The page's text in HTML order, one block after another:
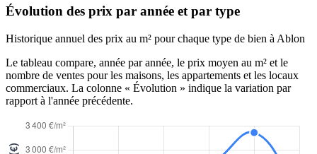
Évolution des prix par année et par type
Historique annuel des prix au m² pour chaque type de bien à Ablon
Le tableau compare, année par année, le prix moyen au m² et le
nombre de ventes pour les maisons, les appartements et les locaux
commerciaux. La colonne « Évolution » indique la variation par
rapport à l'année précédente.